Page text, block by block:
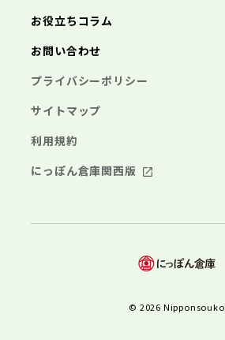
お役立ちコラム
お問い合わせ
プライバシーポリシー
サイトマップ
利用規約
にっぽん倉庫関西版
© 2026 Nipponsouko